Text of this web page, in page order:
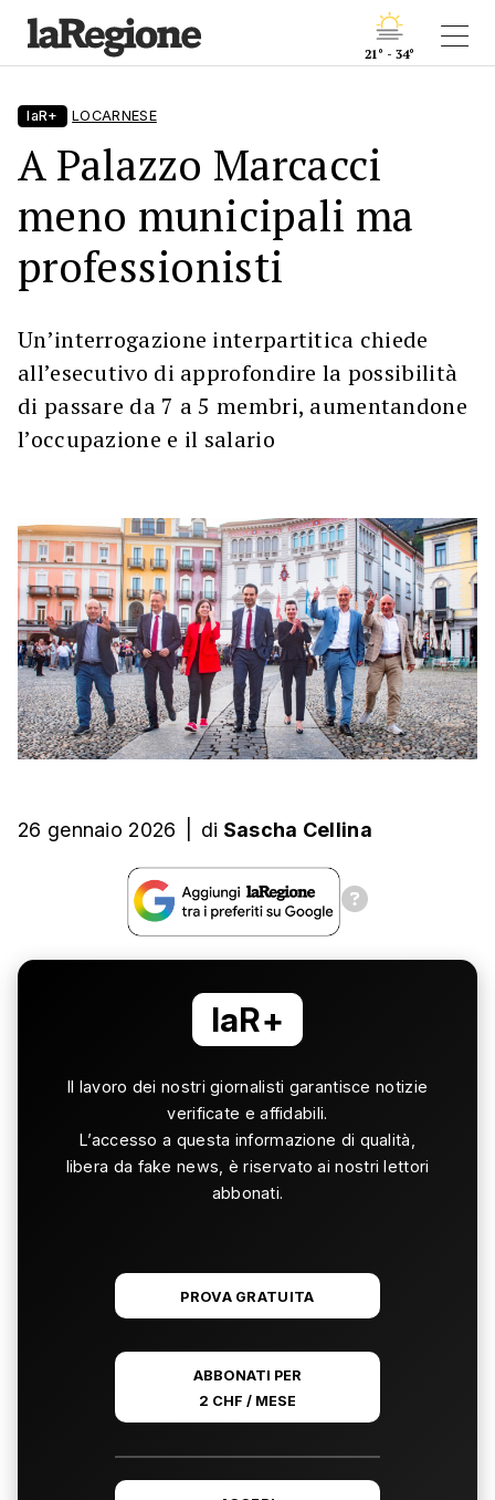
21° - 34°
laR+ LOCARNESE
A Palazzo Marcacci
meno municipali ma
professionisti
Un’interrogazione interpartitica chiede
all’esecutivo di approfondire la possibilità
di passare da 7 a 5 membri, aumentandone
l’occupazione e il salario
26 gennaio 2026 di Sascha Cellina
laR+
Il lavoro dei nostri giornalisti garantisce notizie
verificate e affidabili.
L’accesso a questa informazione di qualità,
libera da fake news, è riservato ai nostri lettori
abbonati.
PROVA GRATUITA
ABBONATI PER
2 CHF / MESE